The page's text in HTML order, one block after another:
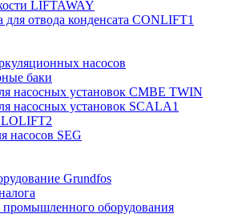
LIFTAWAY
для отвода конденсата CONLIFT1
насосов
баки
насосных установок CMBE TWIN
насосных установок SCALA1
насосов SEG
Grundfos
промышленного оборудования